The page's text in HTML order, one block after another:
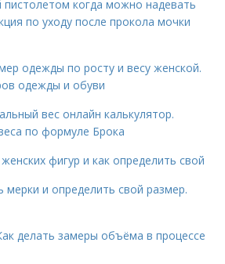
когда можно надевать
по уходу после прокола мочки
одежды по росту и весу женской.
одежды и обуви
вес онлайн калькулятор.
по формуле Брока
фигур и как определить свой
мерки и определить свой размер.
делать замеры объёма в процессе